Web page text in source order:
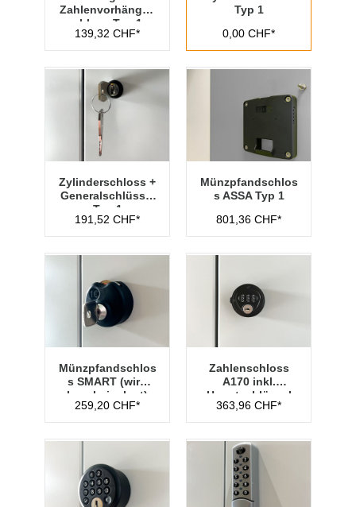
Zahlenvorhänges
chloss Typ 1
139,32 CHF*
Typ 1
0,00 CHF*
Zylinderschloss +
Generalschlüssel
Typ 1
191,52 CHF*
Münzpfandschlos
s ASSA Typ 1
801,36 CHF*
Münzpfandschlos
s SMART (wird
lose beigelegt)
259,20 CHF*
Zahlenschloss
A170 inkl.
Hauptschlüssel
Typ 1
363,96 CHF*